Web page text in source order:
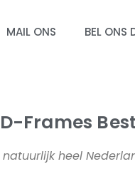
MAIL ONS BEL ONS
Frames
natuurlijk heel